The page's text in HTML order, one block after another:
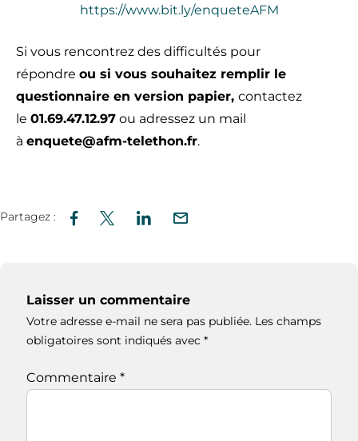
https://www.bit.ly/enqueteAFM
Si vous rencontrez des difficultés pour
répondre ou si vous souhaitez remplir le
questionnaire en version papier, contactez
le 01.69.47.12.97 ou adressez un mail
à enquete@afm-telethon.fr.
Partagez :
Laisser un commentaire
Votre adresse e-mail ne sera pas publiée. Les champs
obligatoires sont indiqués avec *
Commentaire *